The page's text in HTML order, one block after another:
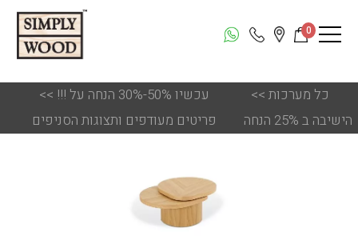
0
<< !!! עכשיו 50%-30% הנחה על
פריטים מעודפים ותצוגות הסניפים
<< כל מערכות
הישיבה ב 25% הנחה